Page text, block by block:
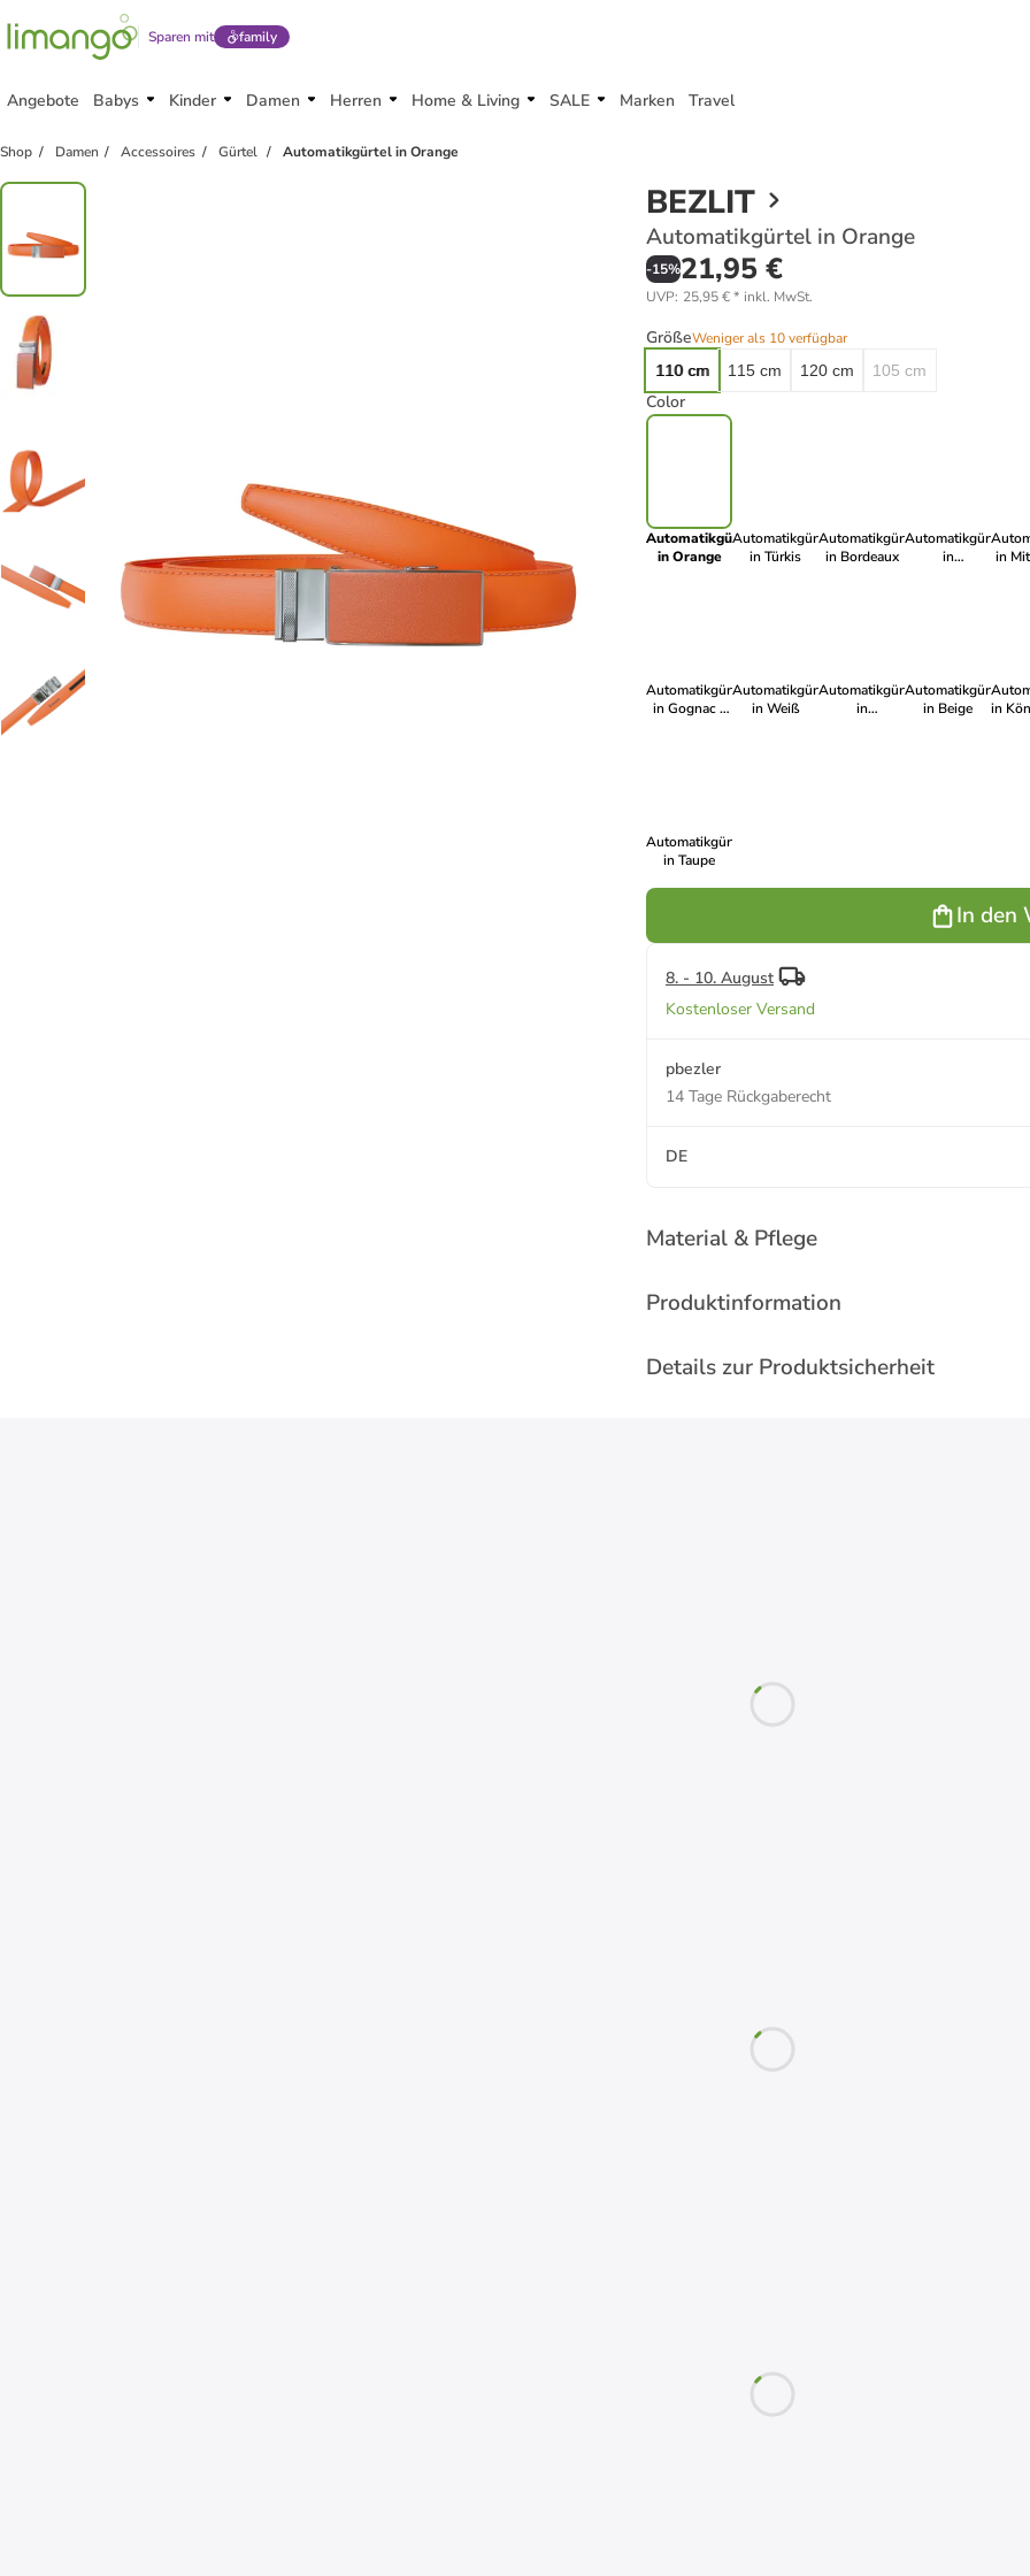
Sparen mit family
Angebote Babys Kinder Damen Herren Home & Living SALE Marken Travel
Shop Damen Accessoires Gürtel Automatikgürtel in Orange
BEZLIT
Automatikgürtel in Orange
-15%21,95 €
UVP: 25,95 €* inkl. MwSt.
GrößeWeniger als 10 verfügbar
110 cm
115 cm 120 cm 105 cm
Color
Automatikgürtel
in Orange
Automatikgürtel
in Türkis
Automatikgürtel
in Bordeaux
Automatikgürtel
in
in
Automatikgürtel
in Gognac -
Automatikgürtel
in Weiß
Automatikgürtel
in
Automatikgürtel
in Beige
in
Automatikgürtel
in Taupe
In den
8. - 10. August
Kostenloser Versand
pbezler
14 Tage Rückgaberecht
DE
Material & Pflege
Produktinformation
Details zur Produktsicherheit